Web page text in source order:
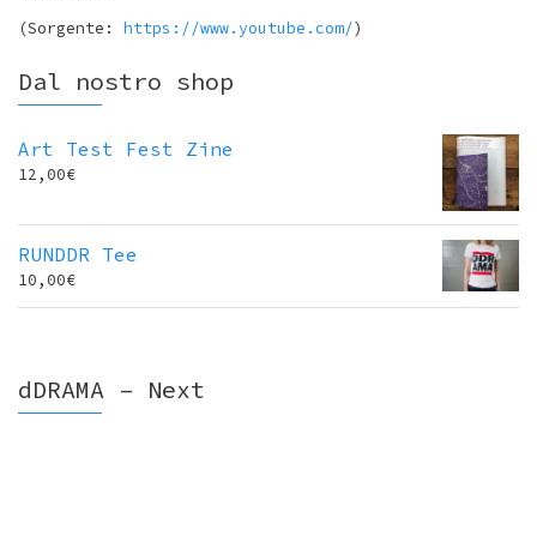
(Sorgente: https://www.youtube.com/)
Dal nostro shop
Art Test Fest Zine
12,00€
RUNDDR Tee
10,00€
dDRAMA – Next